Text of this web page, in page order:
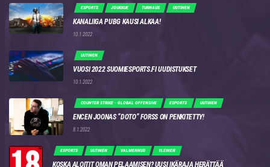
ESPORTS JOUKKUE TURNAUS UUTINEN
KANALIIGA PUBG KAUSI ALKAA!
10.1.2022
UUTINEN
VUOSI 2022 SUOMIESPORTS.FI UUDISTUKSET
10.1.2022
COUNTER STRIKE - GLOBAL OFFENSIVE ESPORTS UUTINEN
ENCEN JOONAS “DOTO” FORSS ON PENKITETTY!
8.1.2022
ESPORTS UUTINEN VALMENNUS YLEINEN
KOSKA ALOITIT OMAN PELAAMISEN? UUSI IKÄRAJA HERÄTTÄÄ